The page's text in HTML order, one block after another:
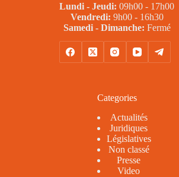
Lundi - Jeudi: 09h00 - 17h00
Vendredi: 9h00 - 16h30
Samedi - Dimanche: Fermé
Categories
Actualités
Juridiques
Législatives
Non classé
Presse
Video